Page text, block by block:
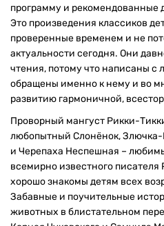
программу и рекомендованные
Это произведения классиков
проверенные временем и не
актуальности сегодня. Они
чтения, потому что написаны с
обращены именно к нему и во
развитию гармоничной,
Проворный мангуст Рикки-
любопытный Слонёнок,
и Черепаха Неспешная –
всемирно известного писателя
хорошо знакомы детям всех
Забавные и поучительные
животных в блистательном